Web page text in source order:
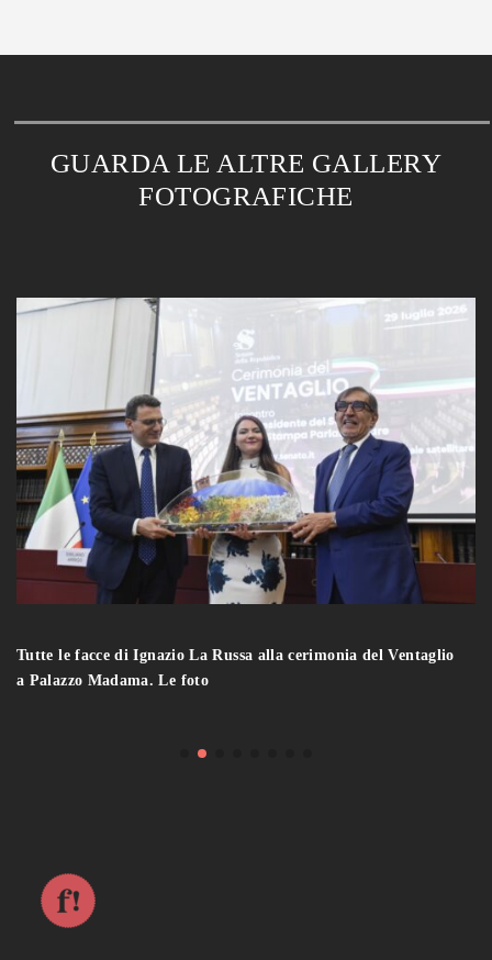
GUARDA LE ALTRE GALLERY
FOTOGRAFICHE
Tutte le facce di Ignazio La Russa alla cerimonia del Ventaglio
a Palazzo Madama. Le foto